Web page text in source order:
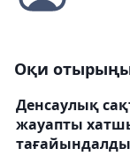
Оқи
Денсаулық
жауапты
тағайындалды